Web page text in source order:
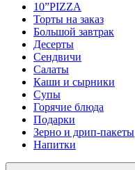
10”PIZZA
Торты на заказ
Большой завтрак
Десерты
Сендвичи
Салаты
Каши и сырники
Супы
Горячие блюда
Подарки
Зерно и дрип-пакеты
Напитки